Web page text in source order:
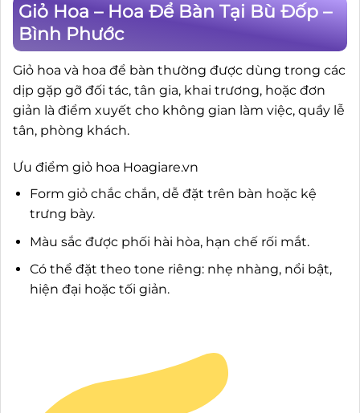
Giỏ Hoa – Hoa Để Bàn Tại Bù Đốp –
Bình Phước
Giỏ hoa và hoa để bàn thường được dùng trong các
dịp gặp gỡ đối tác, tân gia, khai trương, hoặc đơn
giản là điểm xuyết cho không gian làm việc, quầy lễ
tân, phòng khách.
Ưu điểm giỏ hoa Hoagiare.vn
Form giỏ chắc chắn, dễ đặt trên bàn hoặc kệ
trưng bày.
Màu sắc được phối hài hòa, hạn chế rối mắt.
Có thể đặt theo tone riêng: nhẹ nhàng, nổi bật,
hiện đại hoặc tối giản.